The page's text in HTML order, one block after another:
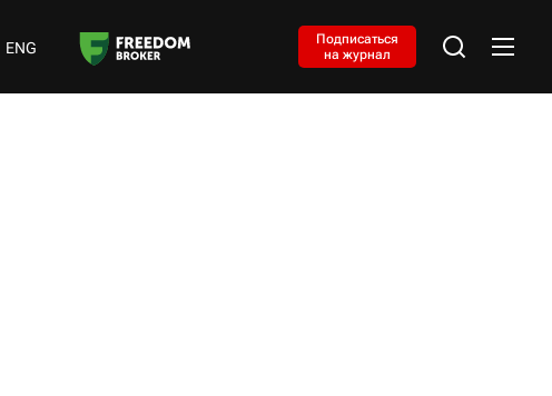
ENG
Подписаться
на журнал